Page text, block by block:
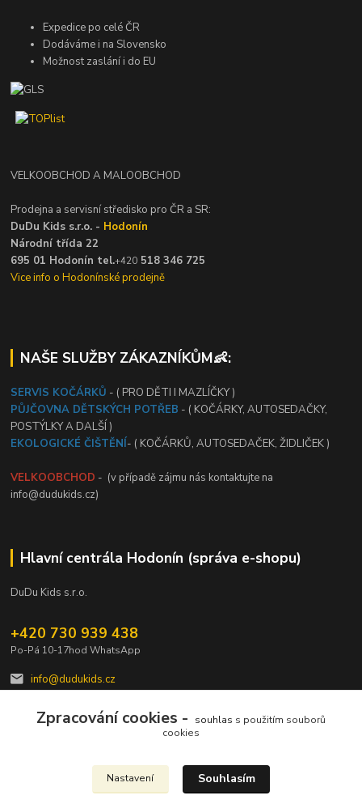
Expedice po celé ČR
Dodáváme i na Slovensko
Možnost zaslání i do EU
VELKOOBCHOD A MALOOBCHOD
Prodejna a servisní středisko pro ČR a SR:
DuDu Kids s.r.o. - Hodonín
Národní třída 22
695 01 Hodonín tel.+420 518 346 725
Vice info o Hodonínské prodejně
NAŠE SLUŽBY ZÁKAZNÍKŮM👶:
SERVIS KOČÁRKŮ - ( PRO DĚTI I MAZLÍČKY )
PŮJČOVNA DĚTSKÝCH POTŘEB - ( KOČÁRKY, AUTOSEDAČKY,
POSTÝLKY A DALŠÍ )
EKOLOGICKÉ ČIŠTĚNÍ- ( KOČÁRKŮ, AUTOSEDAČEK, ŽIDLIČEK )
VELKOOBCHOD - (v případě zájmu nás kontaktujte na
info@dudukids.cz)
Hlavní centrála Hodonín (správa e-shopu)
DuDu Kids s.r.o.
+420 730 939 438
Po-Pá 10-17hod WhatsApp
info@dudukids.cz
Upravit sběr cookies.
Zpracování cookies - souhlas s použitím souborů
cookies
Nastavení Souhlasím